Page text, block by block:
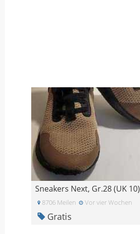
Sneakers Next, Gr.28 (UK 10)
8706 Meilen Vor vier Wochen
Gratis